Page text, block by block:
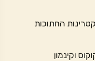
החתוכות
וקינמון